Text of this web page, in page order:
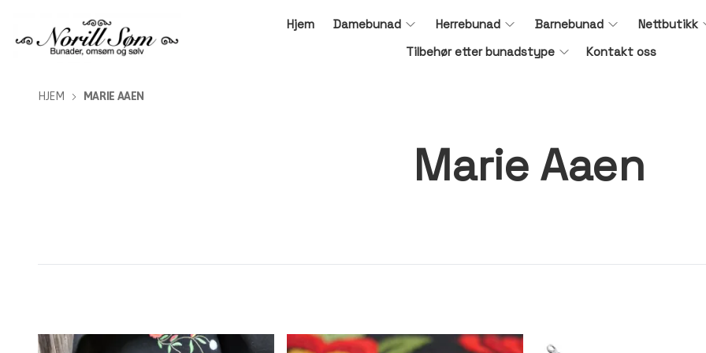
Hjem Damebunad Herrebunad Barnebunad
Nettbutikk
Tilbehør etter bunadstype
Kontakt oss
HJEM MARIE AAEN
Marie Aaen